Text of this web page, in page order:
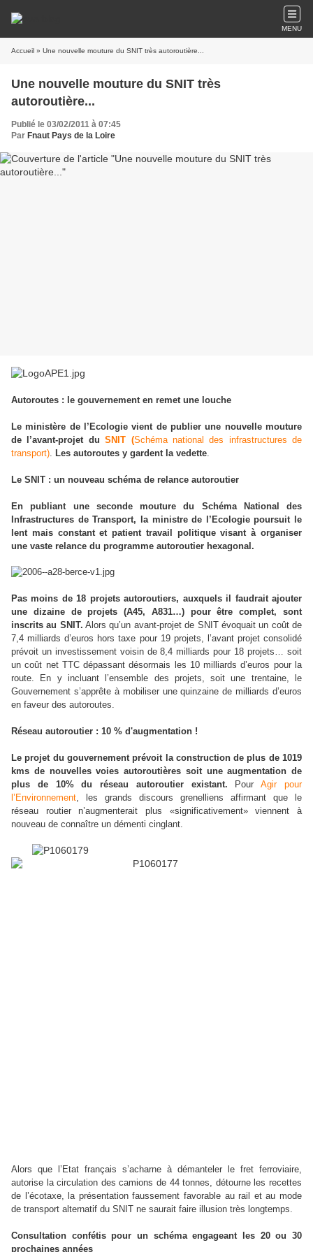
MENU
Accueil » Une nouvelle mouture du SNIT très autoroutière...
Une nouvelle mouture du SNIT très
autoroutière...
Publié le 03/02/2011 à 07:45
Par Fnaut Pays de la Loire
Autoroutes : le gouvernement en remet une louche
Le ministère de l’Ecologie vient de publier une nouvelle mouture
de l’avant-projet du SNIT (Schéma national des infrastructures de
transport). Les autoroutes y gardent la vedette.
Le SNIT : un nouveau schéma de relance autoroutier
En publiant une seconde mouture du Schéma National des
Infrastructures de Transport, la ministre de l’Ecologie poursuit le
lent mais constant et patient travail politique visant à organiser
une vaste relance du programme autoroutier hexagonal.
Pas moins de 18 projets autoroutiers, auxquels il faudrait ajouter
une dizaine de projets (A45, A831…) pour être complet, sont
inscrits au SNIT. Alors qu’un avant-projet de SNIT évoquait un coût de
7,4 milliards d’euros hors taxe pour 19 projets, l’avant projet consolidé
prévoit un investissement voisin de 8,4 milliards pour 18 projets… soit
un coût net TTC dépassant désormais les 10 milliards d’euros pour la
route. En y incluant l’ensemble des projets, soit une trentaine, le
Gouvernement s’apprête à mobiliser une quinzaine de milliards d’euros
en faveur des autoroutes.
Réseau autoroutier : 10 % d'augmentation !
Le projet du gouvernement prévoit la construction de plus de 1019
kms de nouvelles voies autoroutières soit une augmentation de
plus de 10% du réseau autoroutier existant. PourAgir pour
l’Environnement, les grands discours grenelliens affirmant que le
réseau routier n’augmenterait plus «significativement» viennent à
nouveau de connaître un démenti cinglant.
Alors que l’Etat français s’acharne à démanteler le fret ferroviaire,
autorise la circulation des camions de 44 tonnes, détourne les recettes
de l’écotaxe, la présentation faussement favorable au rail et au mode
de transport alternatif du SNIT ne saurait faire illusion très longtemps.
Consultation confétis pour un schéma engageant les 20 ou 30
prochaines années